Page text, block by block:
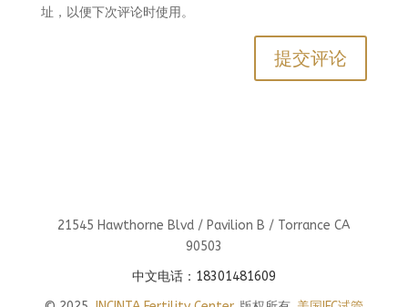
址，以便下次评论时使用。
21545 Hawthorne Blvd / Pavilion B / Torrance CA
90503
中文电话：18301481609